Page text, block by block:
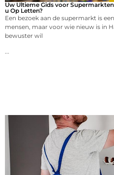
Uw Ultieme Gids voor
u Op Letten?
Een bezoek aan de supermarkt is
mensen, maar voor wie nieuw is in
bewuster wil